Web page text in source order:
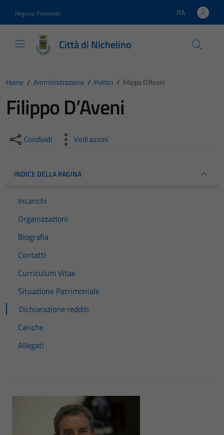
Regione Piemonte Lingua attiva:
ITA
Città di Nichelino
Home / Amministrazione / Politici / Filippo D’Aveni
Filippo D’Aveni
Condividi Vedi azioni
INDICE DELLA PAGINA
Incarichi
Organizzazioni
Biografia
Contatti
Curriculum Vitae
Situazione Patrimoniale
Dichiarazione redditi
Cariche
Allegati